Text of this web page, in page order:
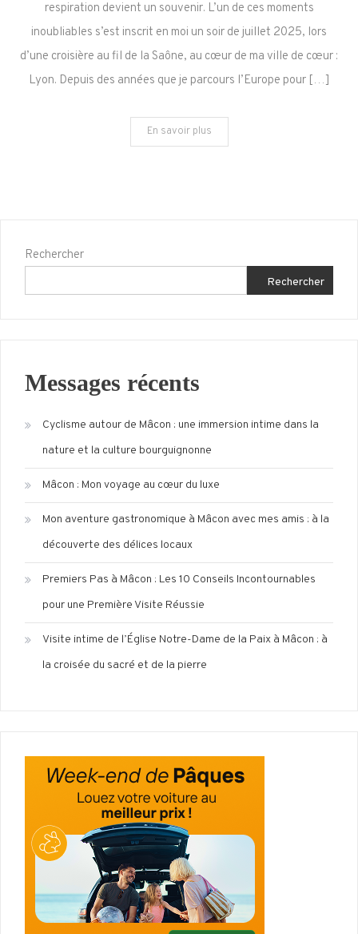
:
le
coucher
respiration devient un souvenir. L’un de ces moments
inoubliables s’est inscrit en moi un soir de juillet 2025, lors
d’une croisière au fil de la Saône, au cœur de ma ville de cœur :
Lyon. Depuis des années que je parcours l’Europe pour […]
En savoir plus
Rechercher
Rechercher
Messages récents
Cyclisme autour de Mâcon : une immersion intime dans la
nature et la culture bourguignonne
Mâcon : Mon voyage au cœur du luxe
Mon aventure gastronomique à Mâcon avec mes amis : à la
découverte des délices locaux
Premiers Pas à Mâcon : Les 10 Conseils Incontournables
pour une Première Visite Réussie
Visite intime de l’Église Notre-Dame de la Paix à Mâcon : à
la croisée du sacré et de la pierre